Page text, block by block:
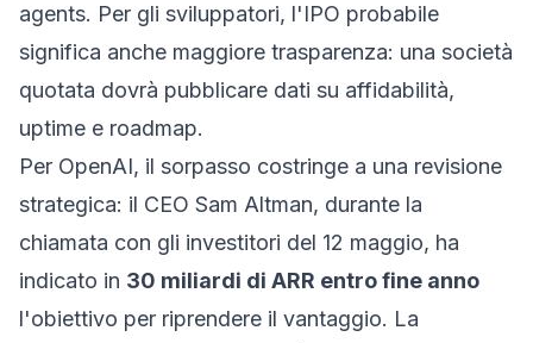
agents. Per gli sviluppatori, l'IPO probabile
significa anche maggiore trasparenza: una società
quotata dovrà pubblicare dati su affidabilità,
uptime e roadmap.
Per OpenAI, il sorpasso costringe a una revisione
strategica: il CEO Sam Altman, durante la
chiamata con gli investitori del 12 maggio, ha
indicato in 30 miliardi di ARR entro fine anno
l'obiettivo per riprendere il vantaggio. La